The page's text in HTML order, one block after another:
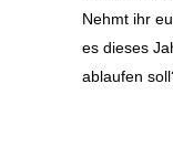
Nehmt ihr
es dieses
ablaufen